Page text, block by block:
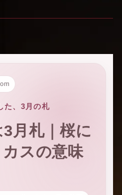
た、3月の札
月札｜桜に
スの意味